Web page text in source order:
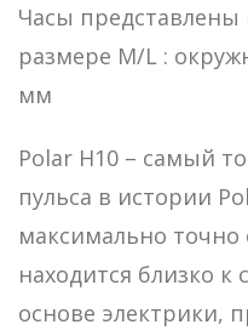
Часы представлены
размере M/L :
мм
Polar H10 – самый
пульса в истории
максимально точно
находится близко к
основе электрики,